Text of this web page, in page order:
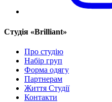
Cтудія «Brilliant»
Про студію
Набір груп
Форма одягу
Партнерам
Життя Студії
Контакти